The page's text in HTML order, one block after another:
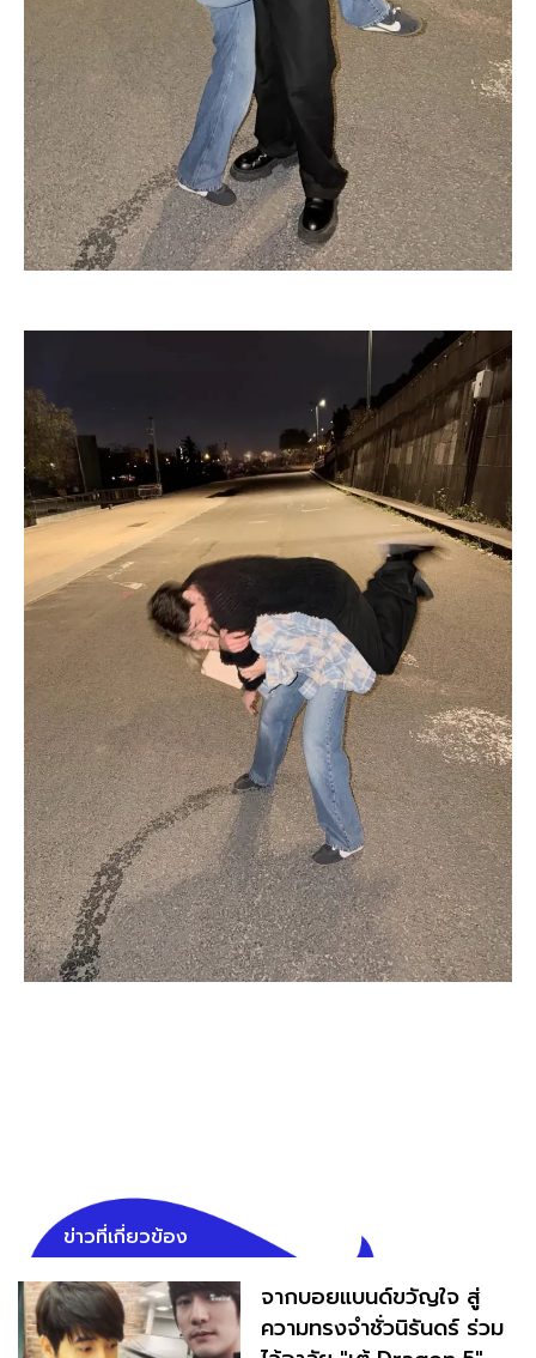
ข่าวที่เกี่ยวข้อง
จากบอยแบนด์ขวัญใจ สู่
ความทรงจำชั่วนิรันดร์ ร่วม